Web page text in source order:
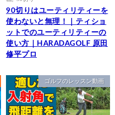
90切りはユーティリティーを
使わないと無理！｜ティショ
ットでのユーティリティーの
使い方｜HARADAGOLF 原田
修平プロ
ゴルフのレッスン動画